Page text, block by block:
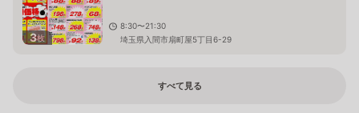
3枚
8:30〜21:30
埼玉県入間市扇町屋5丁目6-29
すべて見る